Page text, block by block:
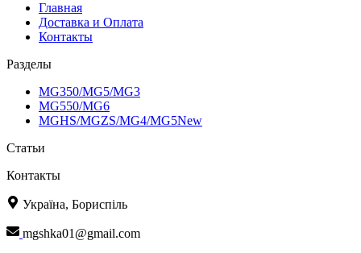
Главная
Доставка и Оплата
Контакты
Разделы
MG350/MG5/MG3
MG550/MG6
MGHS/MGZS/MG4/MG5New
Статьи
Контакты
Україна, Бориспіль
mgshka01@gmail.com